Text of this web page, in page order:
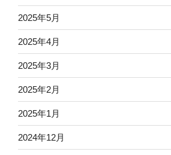
2025年5月
2025年4月
2025年3月
2025年2月
2025年1月
2024年12月